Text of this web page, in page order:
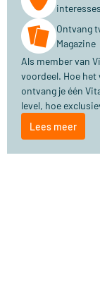
Ontvang
Magazine
Als member van
voordeel. Hoe het
ontvang je één
level, hoe
Lees meer